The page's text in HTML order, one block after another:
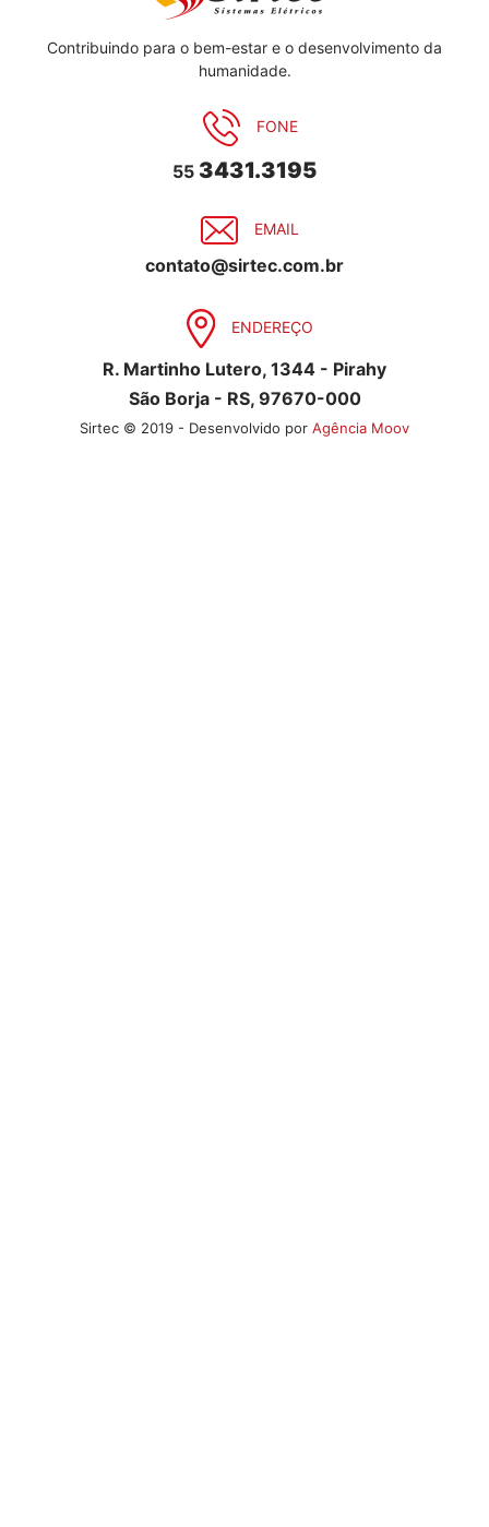
Contribuindo para o bem-estar e o desenvolvimento da
humanidade.
FONE
55 3431.3195
EMAIL
contato@sirtec.com.br
ENDEREÇO
R. Martinho Lutero, 1344 - Pirahy
São Borja - RS, 97670-000
Sirtec © 2019 - Desenvolvido por Agência Moov